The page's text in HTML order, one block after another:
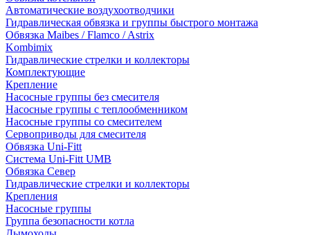
Автоматические воздухоотводчики
Гидравлическая обвязка и группы быстрого монтажа
Обвязка Maibes / Flamco / Astrix
Kombimix
Гидравлические стрелки и коллекторы
Комплектующие
Крепление
Насосные группы без смесителя
Насосные группы с теплообменником
Насосные группы со смесителем
Сервоприводы для смесителя
Обвязка Uni-Fitt
Система Uni-Fitt UMB
Обвязка Север
Гидравлические стрелки и коллекторы
Крепления
Насосные группы
Группа безопасности котла